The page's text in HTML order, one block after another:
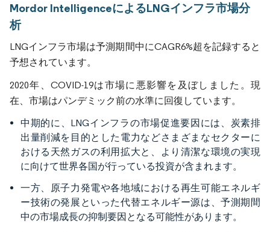
Mordor IntelligenceによるLNGインフラ市場分
析
LNGインフラ市場は予測期間中にCAGR6%超を記録すると
予想されています。
2020年、COVID-19は市場に悪影響を及ぼしました。現
在、市場はパンデミック前の水準に回復しています。
中期的に、LNGインフラの市場促進要因には、炭素排
出量削減を目的とした電力などさまざまなセクターに
おける天然ガスの利用拡大と、より清潔な環境の実現
に向けて世界各国が行っている投資が含まれます。
一方、原子力発電や各地域における再生可能エネルギ
ー技術の発展といった代替エネルギー源は、予測期間
中の市場成長の抑制要因となる可能性があります。